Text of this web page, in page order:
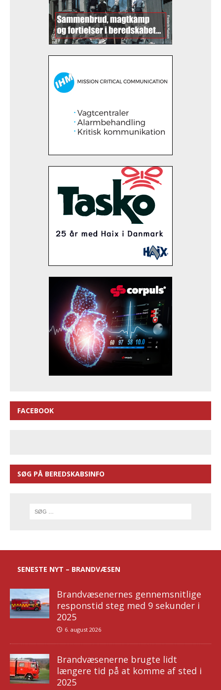
FACEBOOK
SØG PÅ BEREDSKABSINFO
SENESTE NYT – BRANDVÆSEN
Brandvæsenernes gennemsnitlige
responstid steg med 9 sekunder i
2025
6. august 2026
Brandvæsenerne brugte lidt
længere tid på at komme af sted i
2025